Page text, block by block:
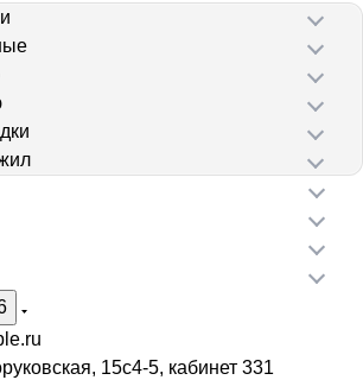
15с4-5, кабинет 331